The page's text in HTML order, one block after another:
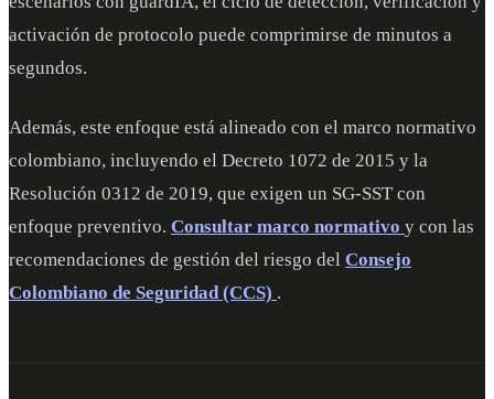
activación de protocolo puede comprimirse de minutos a
segundos.
Además, este enfoque está alineado con el marco normativo
colombiano, incluyendo el Decreto 1072 de 2015 y la
Resolución 0312 de 2019, que exigen un SG-SST con
enfoque preventivo. Consultar marco normativo y con las
recomendaciones de gestión del riesgo del Consejo
Colombiano de Seguridad (CCS) .